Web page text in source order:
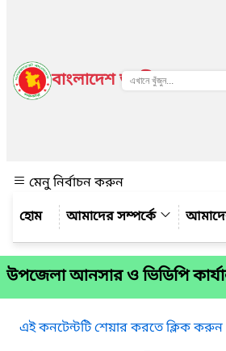
বাংলাদেশ জাতীয় তথ্য
মেনু নির্বাচন করুন
আমাদের সম্পর্কে
উপজেলা আনসার ও ভিডিপি
এই কনটেন্টটি শেয়ার করতে ক্লিক করুন